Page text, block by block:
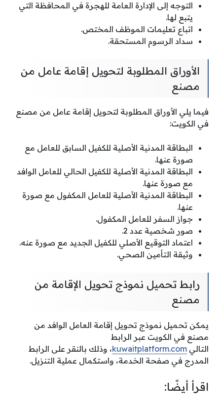
التوجه إلى الإدارة العامة للهجرة في المحافظة التي
يتبع لها.
اتباع تعليمات الموظف المختص.
سداد الرسوم المستحقة.
الأوراق المطلوبة لتحويل إقامة عامل من
مصنع
فيما يلي الأوراق المطلوبة لتحويل إقامة عامل من مصنع
في الكويت:
البطاقة المدنية الأصلية للكفيل السابق للعامل مع
صورة عنها.
البطاقة المدنية الأصلية للكفيل الحالي للعامل الوافد
مع صورة عنها.
البطاقة المدنية الأصلية للعامل المكفول مع صورة
عنها.
جواز السفر للعامل المكفول.
صور شخصية عدد 2.
اعتماد التوقيع الأصلي للكفيل الجديد مع صورة عنه.
وثيقة التأمين الصحي.
رابط تحميل نموذج تحويل الإقامة من
مصنع
يمكن تحميل نموذج تحويل إقامة العامل الوافد من
مصنع في الكويت عبر الرابط
التالي kuwaitplatform.com، وذلك بالنقر على الرابط
المدرج في صفحة الخدمة، واستكمال عملية التنزيل.
اقرأ أيضًا: